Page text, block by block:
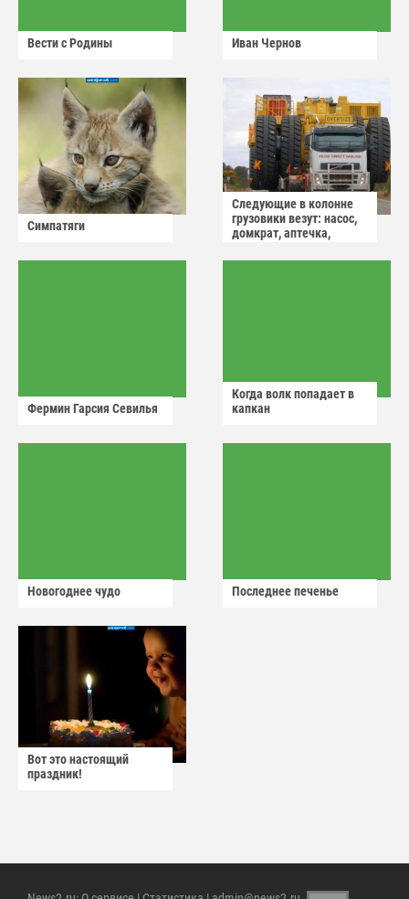
Вести с Родины Иван Чернов
Симпатяги
Следующие в колонне
грузовики везут: насос,
домкрат, аптечка,
Фермин Гарсия Севилья
Когда волк попадает в
капкан
Новогоднее чудо Последнее печенье
Вот это настоящий
праздник!